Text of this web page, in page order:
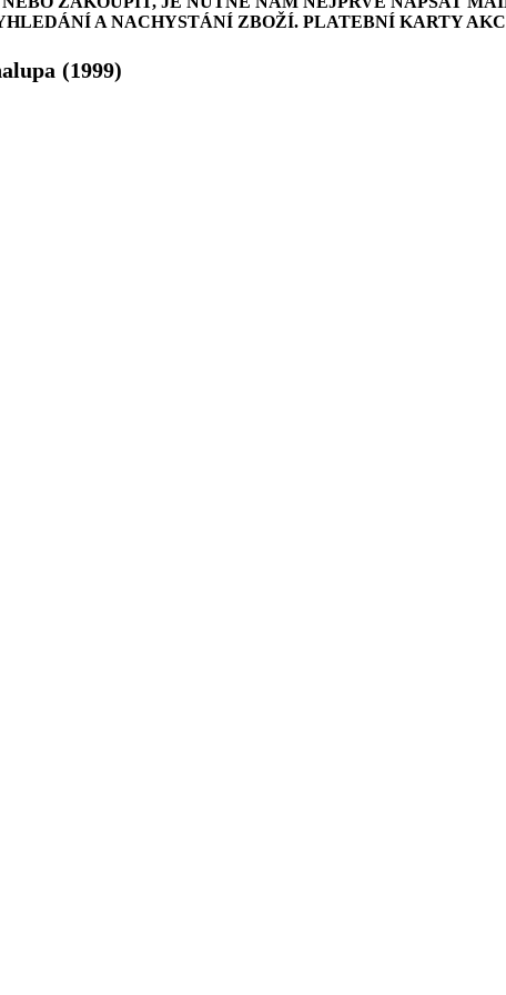
A NACHYSTÁNÍ ZBOŽÍ. PLATEBNÍ KARTY
(1999)